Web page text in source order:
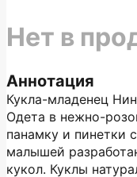
Аннотация
Кукла-младенец
Одета в нежно-
панамку и пинетки
малышей
кукол. Куклы
Нет в